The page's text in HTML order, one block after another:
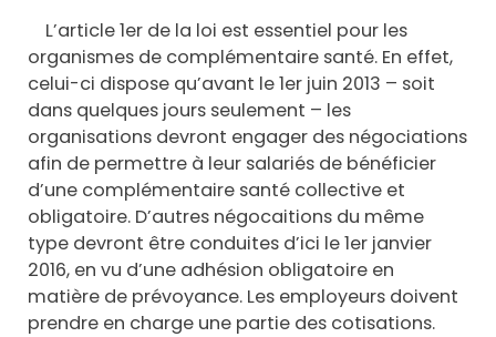
L’article 1er de la loi est essentiel pour les
organismes de complémentaire santé. En effet,
celui-ci dispose qu’avant le 1er juin 2013 – soit
dans quelques jours seulement – les
organisations devront engager des négociations
afin de permettre à leur salariés de bénéficier
d’une complémentaire santé collective et
obligatoire. D’autres négocaitions du même
type devront être conduites d’ici le 1er janvier
2016, en vu d’une adhésion obligatoire en
matière de prévoyance. Les employeurs doivent
prendre en charge une partie des cotisations.